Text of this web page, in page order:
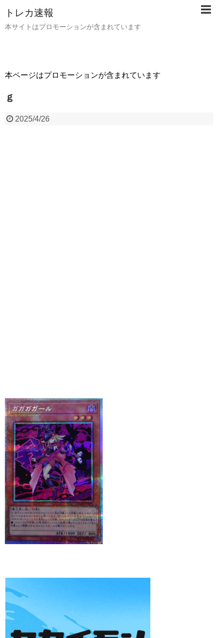
トレカ速報
本サイトはプロモーションが含まれています
本ページはプロモーションが含まれています
ｇ
2025/4/26